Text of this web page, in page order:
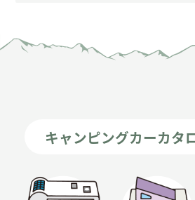
キャンピングカーカタ